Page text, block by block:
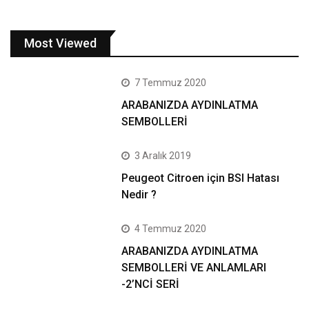
Most Viewed
7 Temmuz 2020
ARABANIZDA AYDINLATMA
SEMBOLLERİ
3 Aralık 2019
Peugeot Citroen için BSI Hatası
Nedir ?
4 Temmuz 2020
ARABANIZDA AYDINLATMA
SEMBOLLERİ VE ANLAMLARI
-2’NCİ SERİ